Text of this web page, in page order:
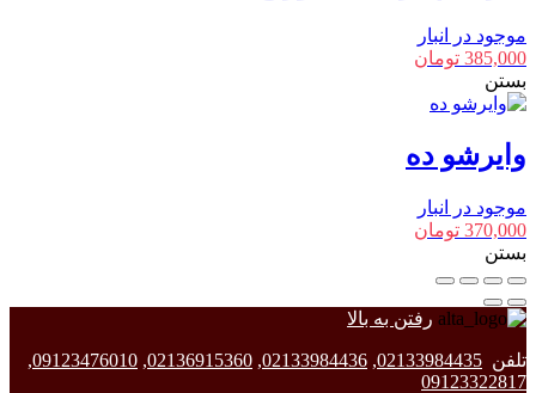
موجود در انبار
385,000 تومان
بستن
وایرشو ده
موجود در انبار
370,000 تومان
بستن
رفتن به بالا
تلفن 02133984435
,
02133984436
,
02136915360
,
09123476010
,
09123322817